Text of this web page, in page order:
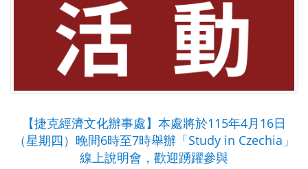
【捷克經濟文化辦事處】本處將於115年4月16日
（星期四）晚間6時至7時舉辦「Study in Czechia」
線上說明會，歡迎踴躍參與